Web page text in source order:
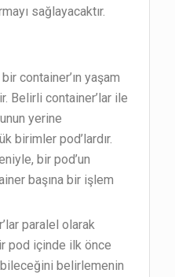
sağlayacaktır.
container’ın yaşam
Belirli container’lar ile
yerine
birimler pod’lardır.
bir pod’un
başına bir işlem
paralel olarak
pod içinde ilk önce
belirlemenin